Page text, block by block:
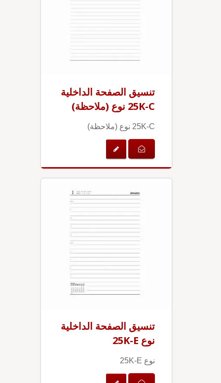
تنسيق الصفحة الداخلية
25K-C نوع (ملاحظة)
25K-C نوع (ملاحظة)
تنسيق الصفحة الداخلية
نوع 25K-E
نوع 25K-E